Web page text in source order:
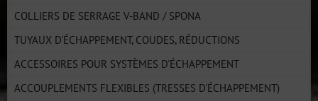
COLLIERS DE SERRAGE V-BAND / SPONA
TUYAUX D'ÉCHAPPEMENT, COUDES, RÉDUCTIONS
ACCESSOIRES POUR SYSTÈMES D'ÉCHAPPEMENT
ACCOUPLEMENTS FLEXIBLES (TRESSES D'ÉCHAPPEMENT)